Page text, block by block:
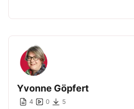
Yvonne Göpfert
4 0 5